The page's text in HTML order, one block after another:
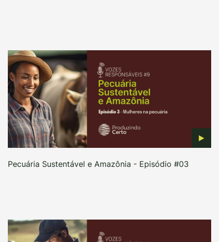
Pecuária Sustentável e Amazônia - Episódio #03